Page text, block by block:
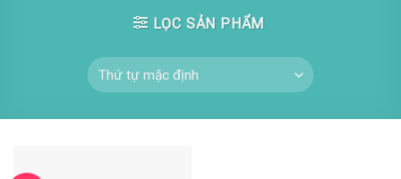
LỌC SẢN PHẨM